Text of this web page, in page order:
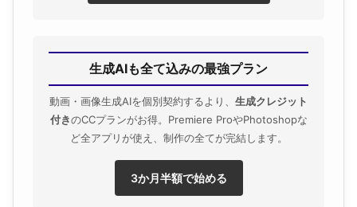
生成AIも全て込みの最強プラン
動画・画像生成AIを個別契約するより、 生成クレジット
付きのCCプランがお得。Premiere ProやPhotoshopな
ど全アプリが使え、制作の全てが完結します。
3か月半額で始める